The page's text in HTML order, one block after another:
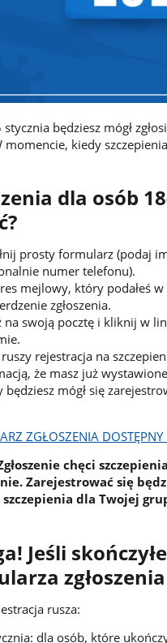
stycznia będziesz mógł
momencie, kiedy
dla osób
prosty formularz (podaj
numer telefonu).
mejlowy, który podałeś
zgłoszenia.
na swoją pocztę i kliknij w
rejestracja na
że masz już
będziesz mógł się
ZGŁOSZENIA
chęci
Zarejestrować się
dla Twojej
Jeśli
zgłoszenia
rusza:
dla osób, które